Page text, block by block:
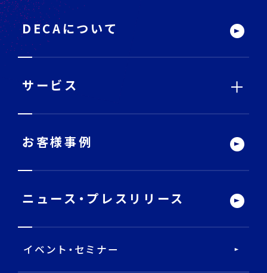
フ
ッ
タ
ー
サ
イ
ト
内
DECAについて
サービス
サービストップ
戦略・分析・実行 支援
DECA Marketing Agent
お客様事例
ニュース・ プレスリリース
イベント・セミナー